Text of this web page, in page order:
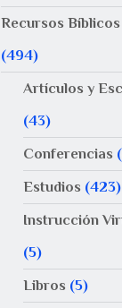
Recursos Bíblicos
(494)
Artículos y
(43)
Conferencias
Estudios (423)
Instrucción
(5)
Libros (5)